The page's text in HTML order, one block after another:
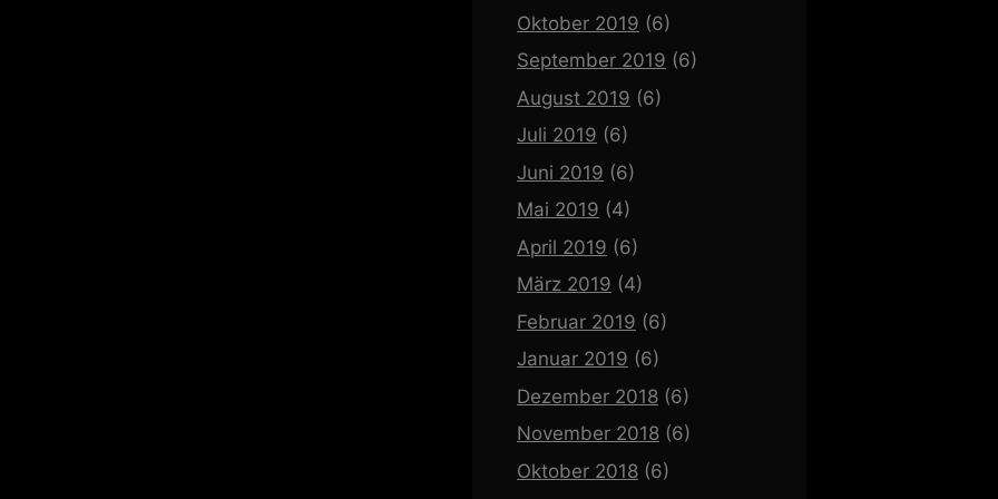
Oktober 2019 (6)
September 2019 (6)
August 2019 (6)
Juli 2019 (6)
Juni 2019 (6)
Mai 2019 (4)
April 2019 (6)
März 2019 (4)
Februar 2019 (6)
Januar 2019 (6)
Dezember 2018 (6)
November 2018 (6)
Oktober 2018 (6)